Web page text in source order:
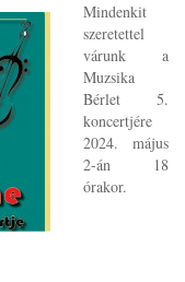
Mindenkit
szeretettel
várunk a
Muzsika
Bérlet 5.
koncertjére
2024. május
2-án 18
órakor.